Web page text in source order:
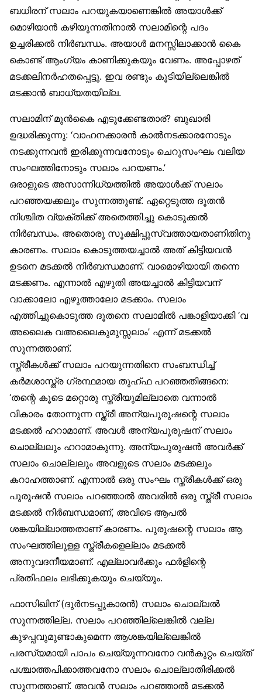
ബധിരന് സലാം പറയുകയാണെങ്കിൽ അയാൾക്ക്
മൊഴിയാൻ കഴിയുന്നതിനാൽ സലാമിന്റെ പദം
ഉച്ചരിക്കൽ നിർബന്ധം. അയാൾ മനസ്സിലാക്കാൻ കൈ
കൊണ്ട് ആംഗ്യം കാണിക്കുകയും വേണം. അപ്പോഴത്
മടക്കലിനർഹതപ്പെട്ടു. ഇവ രണ്ടും കൂടിയില്ലെങ്കിൽ
മടക്കാൻ ബാധ്യതയില്ല.
സലാമിന് മുൻകൈ എടുക്കേണ്ടതാര്? ബുഖാരി
ഉദ്ധരിക്കുന്നു: ‘വാഹനക്കാരൻ കാൽനടക്കാരനോടും
നടക്കുന്നവൻ ഇരിക്കുന്നവനോടും ചെറുസംഘം വലിയ
സംഘത്തിനോടും സലാം പറയണം.’
ഒരാളുടെ അസാന്നിധ്യത്തിൽ അയാൾക്ക് സലാം
പറഞ്ഞയക്കലും സുന്നത്തുണ്ട്. ഏറ്റെടുത്ത ദൂതൻ
നിശ്ചിത വ്യക്തിക്ക് അതെത്തിച്ചു കൊടുക്കൽ
നിർബന്ധം. അതൊരു സൂക്ഷിപ്പുസ്വത്തായതാണിതിനു
കാരണം. സലാം കൊടുത്തയച്ചാൽ അത് കിട്ടിയവൻ
ഉടനെ മടക്കൽ നിർബന്ധമാണ്. വാമൊഴിയായി തന്നെ
മടക്കണം. എന്നാൽ എഴുതി അയച്ചാൽ കിട്ടിയവന്
വാക്കാലോ എഴുത്താലോ മടക്കാം. സലാം
എത്തിച്ചുകൊടുത്ത ദൂതനെ സലാമിൽ പങ്കാളിയാക്കി ‘വ
അലൈക വഅലൈകുമുസ്സലാം’ എന്ന് മടക്കൽ
സുന്നത്താണ്.
സ്ത്രീകൾക്ക് സലാം പറയുന്നതിനെ സംബന്ധിച്ച്
കർമശാസ്ത്ര ഗ്രന്ഥമായ തുഹ്ഫ പറഞ്ഞതിങ്ങനെ:
‘തന്റെ കൂടെ മറ്റൊരു സ്ത്രീയുമില്ലാതെ വന്നാൽ
വികാരം തോന്നുന്ന സ്ത്രീ അന്യപുരുഷന്റെ സലാം
മടക്കൽ ഹറാമാണ്. അവൾ അന്യപുരുഷന് സലാം
ചൊല്ലലും ഹറാമാകുന്നു. അന്യപുരുഷൻ അവർക്ക്
സലാം ചൊല്ലലും അവളുടെ സലാം മടക്കലും
കറാഹത്താണ്. എന്നാൽ ഒരു സംഘം സ്ത്രീകൾക്ക് ഒരു
പുരുഷൻ സലാം പറഞ്ഞാൽ അവരിൽ ഒരു സ്ത്രീ സലാം
മടക്കൽ നിർബന്ധമാണ്, അവിടെ ആപൽ
ശങ്കയില്ലാത്തതാണ് കാരണം. പുരുഷന്റെ സലാം ആ
സംഘത്തിലുള്ള സ്ത്രീകളെല്ലാം മടക്കൽ
അനുവദനീയമാണ്. എല്ലാവർക്കും ഫർളിന്റെ
പ്രതിഫലം ലഭിക്കുകയും ചെയ്യും.
ഫാസിഖിന് (ദുർനടപ്പുകാരൻ) സലാം ചൊല്ലൽ
സുന്നത്തില്ല. സലാം പറഞ്ഞില്ലെങ്കിൽ വല്ല
കുഴപ്പവുമുണ്ടാകുമെന്ന ആശങ്കയില്ലെങ്കിൽ
പരസ്യമായി പാപം ചെയ്യുന്നവനോ വൻകുറ്റം ചെയ്ത്
പശ്ചാത്തപിക്കാത്തവനോ സലാം ചൊല്ലാതിരിക്കൽ
സുന്നത്താണ്. അവൻ സലാം പറഞ്ഞാൽ മടക്കൽ